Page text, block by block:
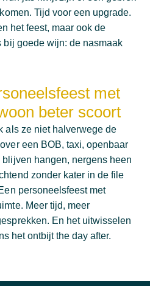
Tijd voor een upgrade.
het feest, maar ook de
bij goede wijn: de nasmaak
met
beter scoort
als ze niet halverwege de
een BOB, taxi, openbaar
hangen, nergens heen
zonder kater in de file
personeelsfeest met
Meer tijd, meer
En het uitwisselen
het ontbijt the day after.